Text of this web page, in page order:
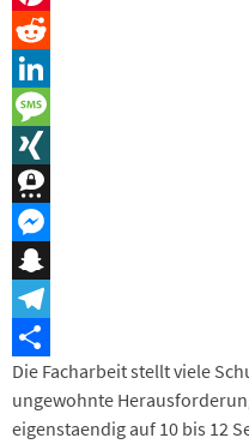
Pinterest
Reddit
LinkedIn
Message
XING
Threema
Messenger
Snapchat
Telegram
Teilen
Die Facharbeit stellt viele
ungewohnte
eigenstaendig auf 10 bis 12